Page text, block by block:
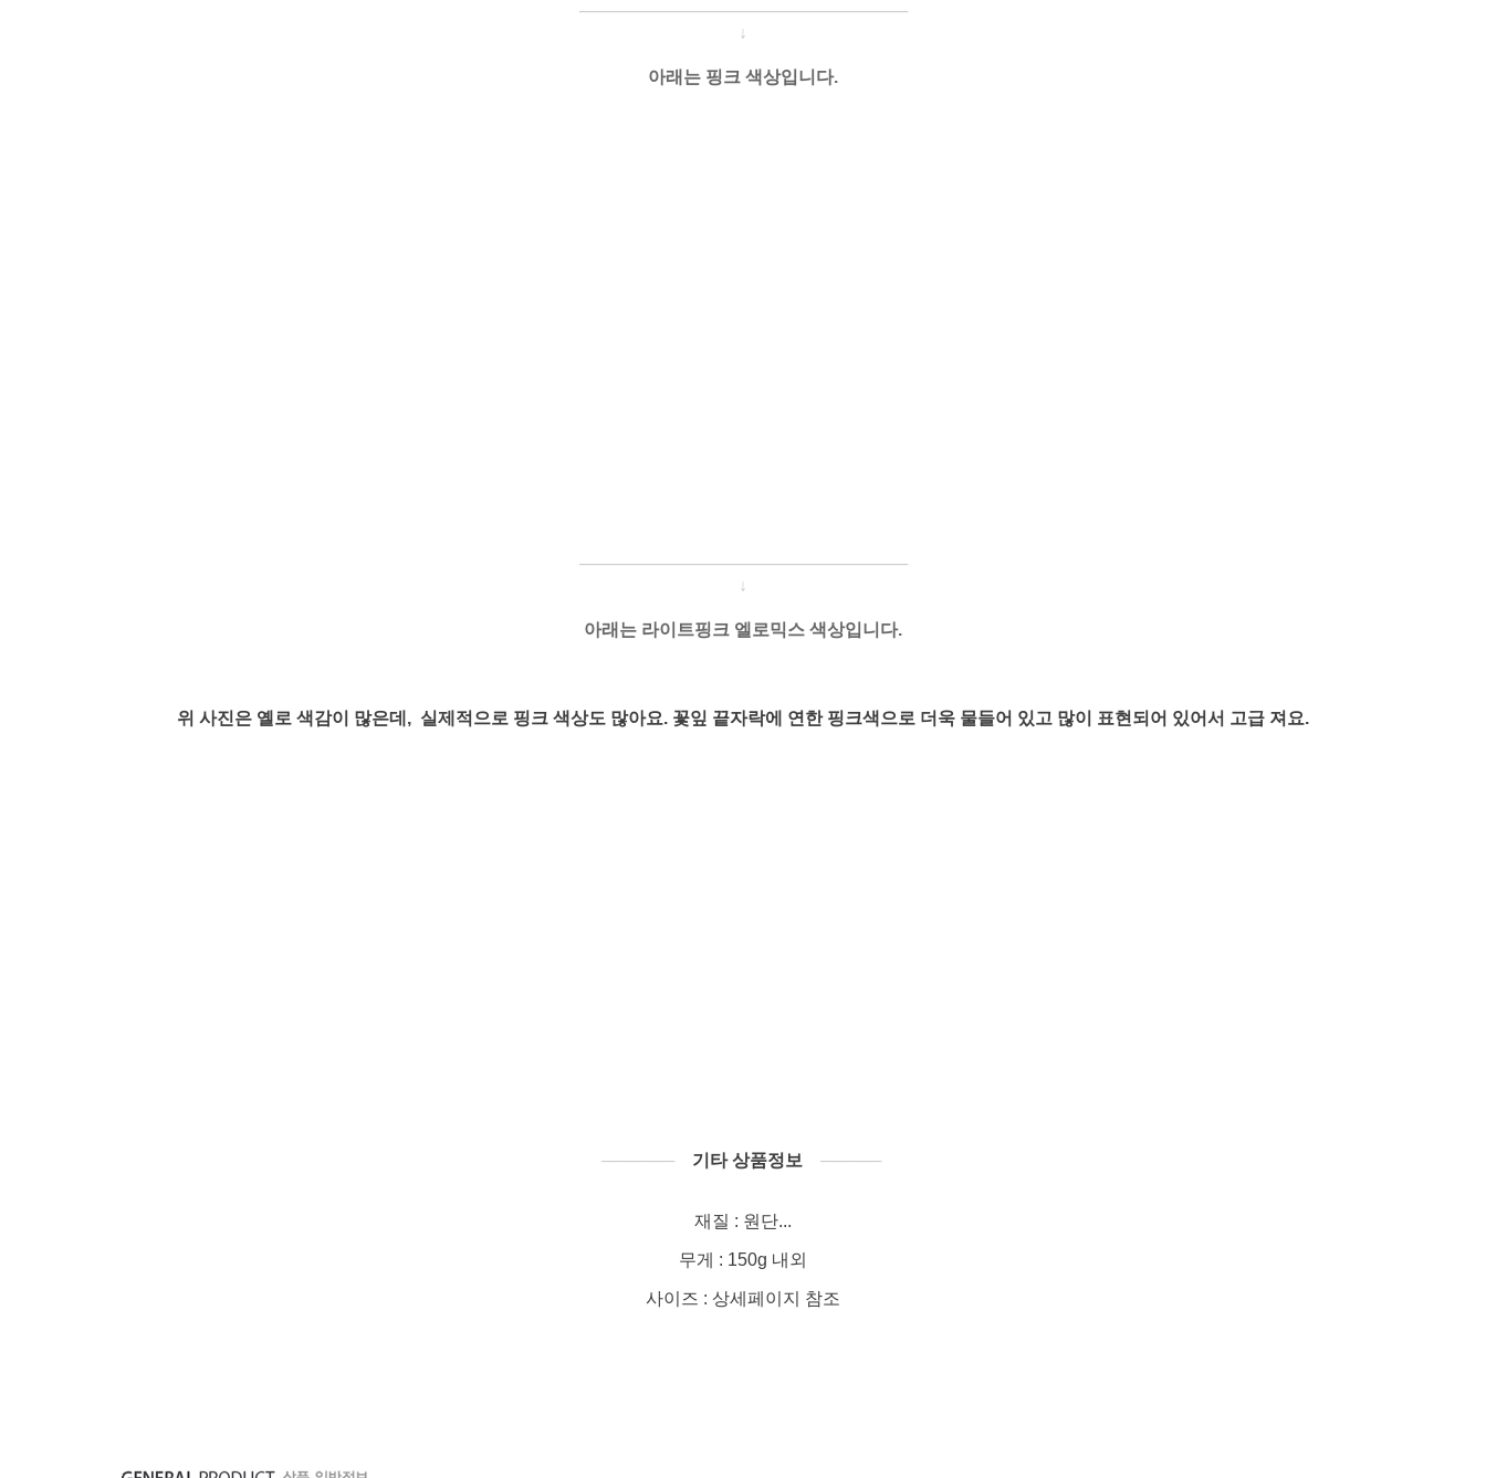
───────────────────────────
↓
아래는 핑크 색상입니다.
───────────────────────────
↓
아래는 라이트핑크 엘로믹스 색상입니다.
위 사진은 옐로 색감이 많은데, 실제적으로 핑크 색상도 많아요. 꽃잎 끝자락에 연한 핑크색으로 더욱 물들어 있고 많이 표현되어 있어서 고급 져요.
────── 기타 상품정보 ─────
재질 : 원단...
무게 : 150g 내외
사이즈 : 상세페이지 참조